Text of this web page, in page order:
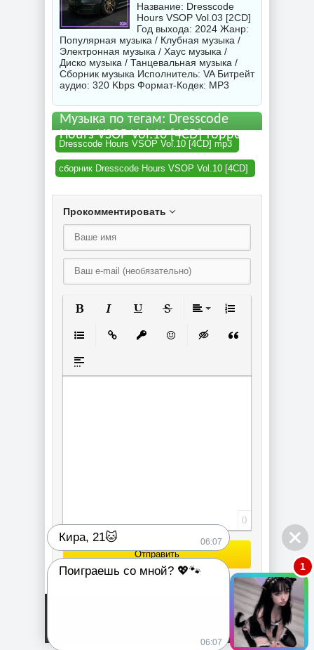
Название: Dresscode
Hours VSOP Vol.03 [2CD]
Год выхода: 2024 Жанр:
Популярная музыка / Клубная музыка /
Электронная музыка / Хаус музыка /
Диско музыка / Танцевальная музыка /
Сборник музыка Исполнитель: VAБитрейт
аудио: 320 Kbps Формат-Кодек: MP3
Музыка по тегам: Dresscode
Hours VSOP Vol.10 [4CD] торрент
Dresscode Hours VSOP Vol.10 [4CD] mp3
сборник Dresscode Hours VSOP Vol.10 [4CD]
Прокомментировать
Вставка спойлера
0
Отправить
Кира, 21🐱 06:07
Поиграешь со мной? 💖🐾
06:07
1